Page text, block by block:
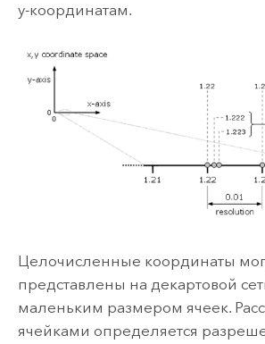
y-координатам.
Целочисленные координаты
представлены на декартовой
маленьким размером ячеек.
ячейками определяется